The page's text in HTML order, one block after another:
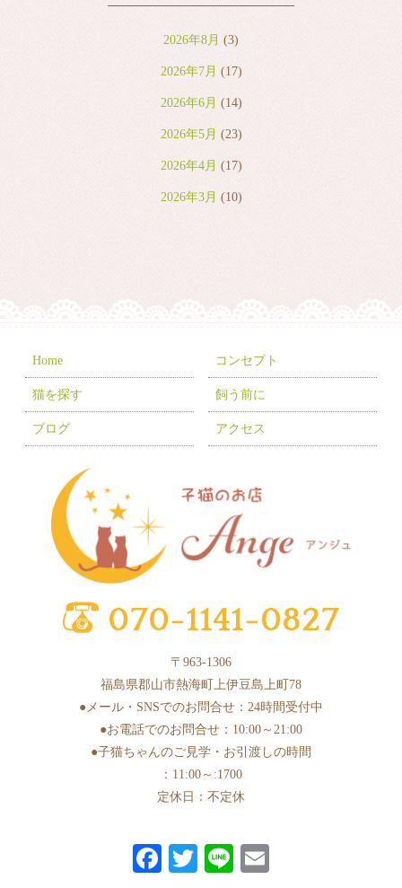
2026年8月 (3)
2026年7月 (17)
2026年6月 (14)
2026年5月 (23)
2026年4月 (17)
2026年3月 (10)
2025年11月
2025年10月(9)
2025年9月(2)
2025年6月(3)
(6)
2025年3月(11)
2025年1月 (2)
2024年10月(1)
2024年9月 (1)
2024年8月 (1)
2024年6月(3)
2024年4月(3)
Home コンセプト
猫を探す 飼う前に
ブログ アクセス
〒963-1306
福島県郡山市熱海町上伊豆島上町78
●メール・SNSでのお問合せ：24時間受付中
●お電話でのお問合せ：10:00～21:00
●子猫ちゃんのご見学・お引渡しの時間
：11:00～:1700
定休日：不定休
Fa T
Li